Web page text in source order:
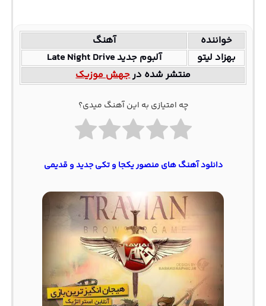
خواننده
آهنگ
بهزاد لیتو
آلبوم جدید Late Night Drive
منتشر شده درجهش موزیک
چه امتیازی به این آهنگ میدی؟
دانلود آهنگ‌ های منصور یکجا و تکی جدید و قدیمی‌